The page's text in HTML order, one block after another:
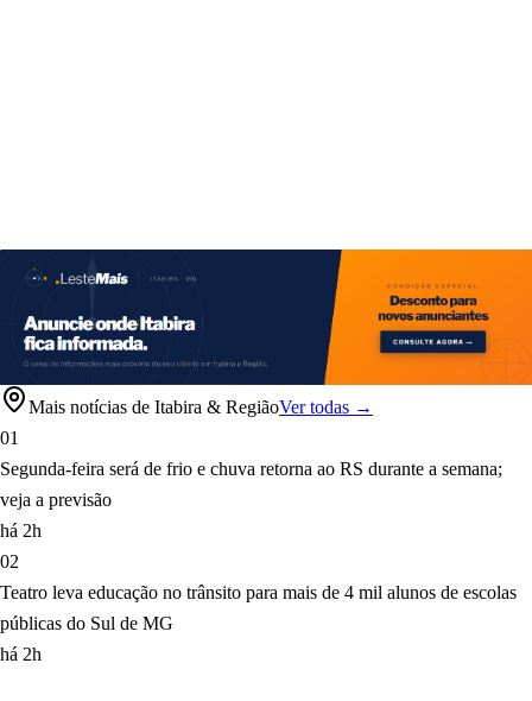
Mais notícias de Itabira & RegiãoVer todas →
01
Segunda-feira será de frio e chuva retorna ao RS durante a semana;
veja a previsão
há 2h
02
Teatro leva educação no trânsito para mais de 4 mil alunos de escolas
públicas do Sul de MG
há 2h